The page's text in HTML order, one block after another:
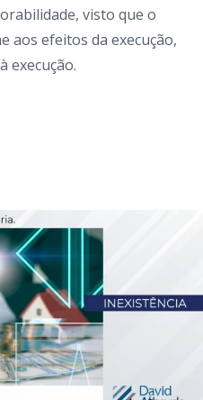
visto que o
aos efeitos da execução,
execução.